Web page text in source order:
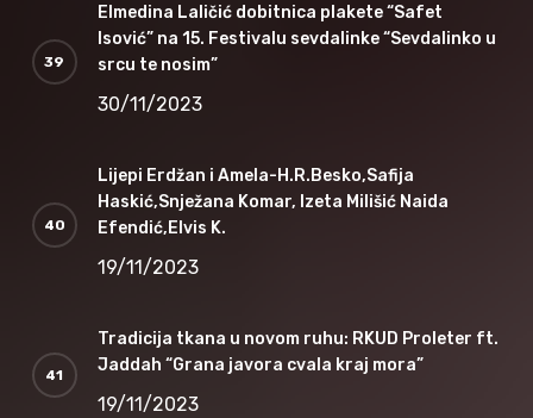
Elmedina Laličić dobitnica plakete “Safet
Isović” na 15. Festivalu sevdalinke “Sevdalinko u
srcu te nosim”
30/11/2023
Lijepi Erdžan i Amela-H.R.Besko,Safija
Haskić,Snježana Komar, Izeta Milišić Naida
Efendić,Elvis K.
19/11/2023
Tradicija tkana u novom ruhu: RKUD Proleter ft.
Jaddah “Grana javora cvala kraj mora”
19/11/2023